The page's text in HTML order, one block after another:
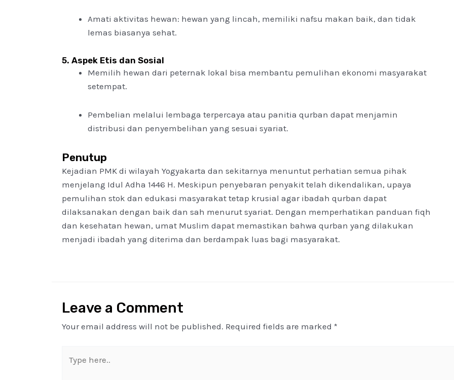
Amati aktivitas hewan: hewan yang lincah, memiliki nafsu makan baik, dan tidak
lemas biasanya sehat.
5. Aspek Etis dan Sosial
Memilih hewan dari peternak lokal bisa membantu pemulihan ekonomi masyarakat
setempat.
Pembelian melalui lembaga terpercaya atau panitia qurban dapat menjamin
distribusi dan penyembelihan yang sesuai syariat.
Penutup
Kejadian PMK di wilayah Yogyakarta dan sekitarnya menuntut perhatian semua pihak
menjelang Idul Adha 1446 H. Meskipun penyebaran penyakit telah dikendalikan, upaya
pemulihan stok dan edukasi masyarakat tetap krusial agar ibadah qurban dapat
dilaksanakan dengan baik dan sah menurut syariat. Dengan memperhatikan panduan fiqh
dan kesehatan hewan, umat Muslim dapat memastikan bahwa qurban yang dilakukan
menjadi ibadah yang diterima dan berdampak luas bagi masyarakat.
Leave a Comment
Your email address will not be published. Required fields are marked *